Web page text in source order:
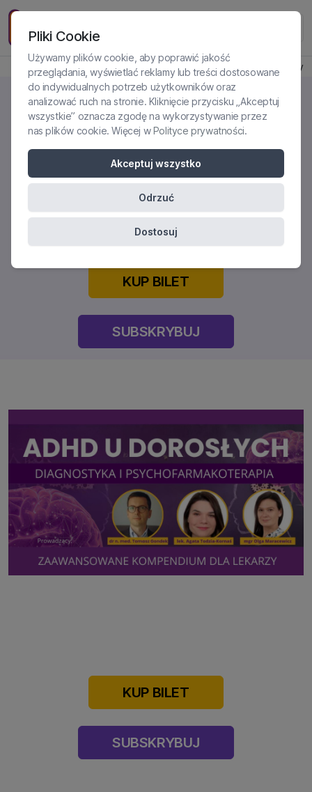
Produkt jest dostępny
ADHD U DOROSŁYCH -
DIAGNOSTYKA I
PSYCHOFARMAKOTERAPIA.
ZAAWANSOWANE KOMPENDIUM
DLA LEKARZY
KUP BILET
SUBSKRYBUJ
KUP BILET
SUBSKRYBUJ
Pliki Cookie
Używamy plików cookie, aby poprawić jakość
przeglądania, wyświetlać reklamy lub treści dostosowane
do indywidualnych potrzeb użytkowników oraz
analizować ruch na stronie. Kliknięcie przycisku „Akceptuj
wszystkie” oznacza zgodę na wykorzystywanie przez
nas plików cookie. Więcej wPolityce prywatności.
Akceptuj wszystko
Odrzuć
Dostosuj